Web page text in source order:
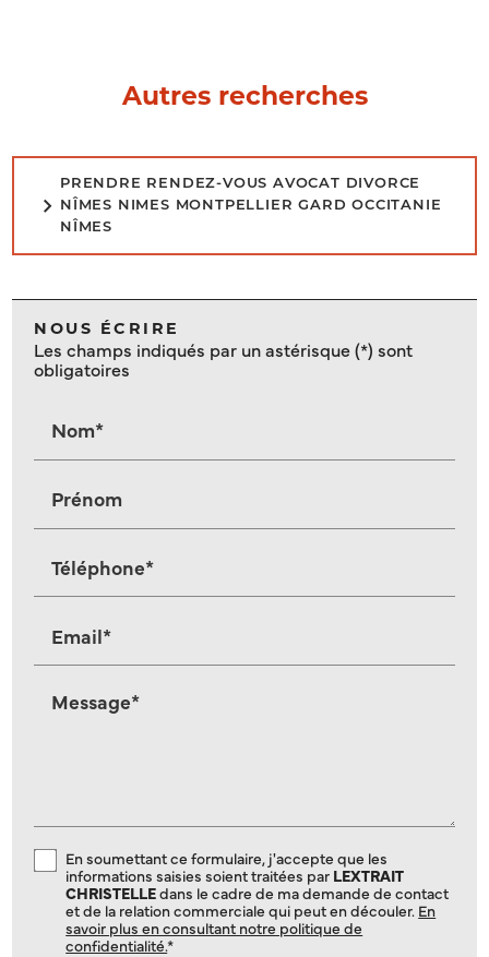
Autres recherches
PRENDRE RENDEZ-VOUS AVOCAT DIVORCE
NÎMES NIMES MONTPELLIER GARD OCCITANIE
NÎMES
NOUS ÉCRIRE
Les champs indiqués par un astérisque (*) sont
obligatoires
Nom*
Prénom
Téléphone*
Email*
Message*
En soumettant ce formulaire, j'accepte que les
informations saisies soient traitées par LEXTRAIT
CHRISTELLEdans le cadre de ma demande de contact
et de la relation commerciale qui peut en découler. En
savoir plus en consultant notre politique de
confidentialité.*